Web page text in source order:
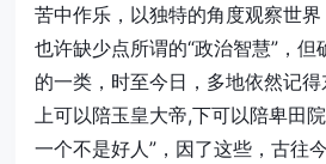
苦中作乐，以独特的角度观察世
也许缺少点所谓的“政治智慧”，
的一类，时至今日，多地依然记
上可以陪玉皇大帝,下可以陪卑田
一个不是好人”，因了这些，古往